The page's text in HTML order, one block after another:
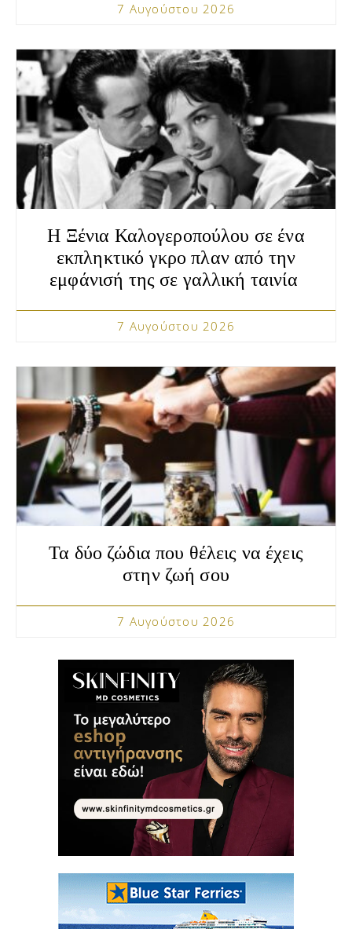
7 Αυγούστου 2026
Η Ξένια Καλογεροπούλου σε ένα
εκπληκτικό γκρο πλαν από την
εμφάνισή της σε γαλλική ταινία
7 Αυγούστου 2026
Τα δύο ζώδια που θέλεις να έχεις
στην ζωή σου
7 Αυγούστου 2026